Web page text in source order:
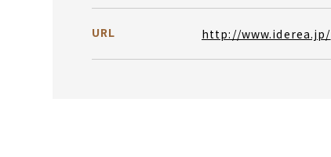
URL http://www.iderea.jp/